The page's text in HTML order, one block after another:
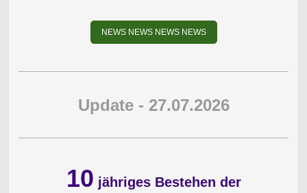
NEWS NEWS NEWS NEWS
Update - 27.07.2026
10 jähriges Bestehen der